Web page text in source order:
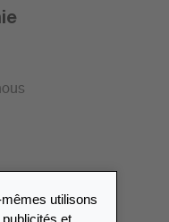
utilisons
et